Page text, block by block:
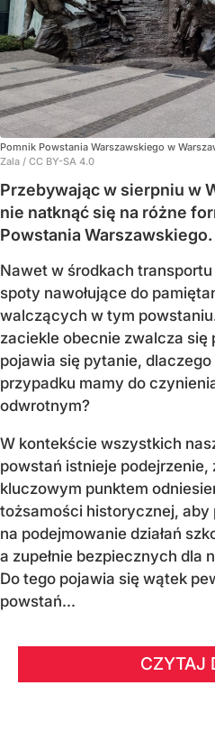
Pomnik Powstania Warszawskiego w
Zala / CC BY-SA 4.0
Przebywając w sierpniu w
nie natknąć się na różne
Powstania Warszawskiego.
Nawet w środkach
spoty nawołujące do
walczących w tym
zaciekle obecnie zwalcza się
pojawia się pytanie,
przypadku mamy do
odwrotnym?
W kontekście wszystkich
powstań istnieje podejrzenie,
kluczowym punktem
tożsamości historycznej, aby
na podejmowanie działań
a zupełnie bezpiecznych dla
Do tego pojawia się wątek
powstań...
CZYTAJ